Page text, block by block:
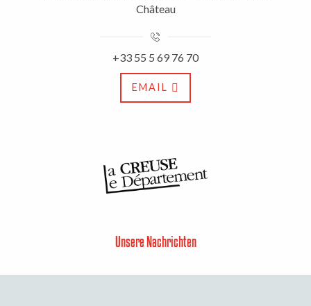
Château
+33 55 5 69 76 70
EMAIL
Unsere Nachrichten